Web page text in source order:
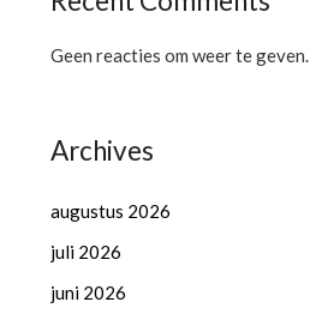
Geen reacties om weer te geven.
Archives
augustus 2026
juli 2026
juni 2026